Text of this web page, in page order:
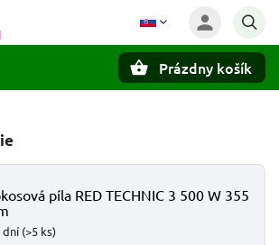
Prázdny košík
píla RED TECHNIC 3 500 W 355
dní (>5 ks)